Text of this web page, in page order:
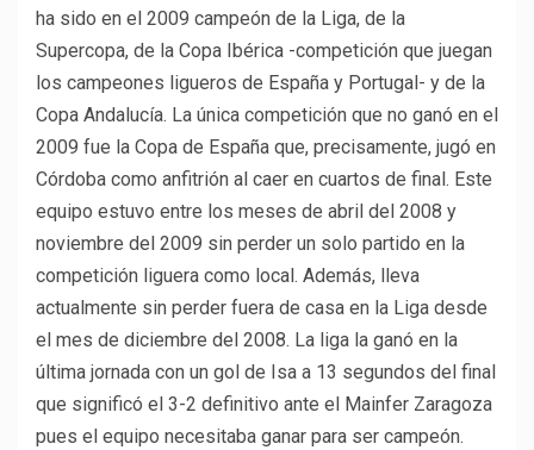
ha sido en el 2009 campeón de la Liga, de la
Supercopa, de la Copa Ibérica -competición que juegan
los campeones ligueros de España y Portugal- y de la
Copa Andalucía. La única competición que no ganó en el
2009 fue la Copa de España que, precisamente, jugó en
Córdoba como anfitrión al caer en cuartos de final. Este
equipo estuvo entre los meses de abril del 2008 y
noviembre del 2009 sin perder un solo partido en la
competición liguera como local. Además, lleva
actualmente sin perder fuera de casa en la Liga desde
el mes de diciembre del 2008. La liga la ganó en la
última jornada con un gol de Isa a 13 segundos del final
que significó el 3-2 definitivo ante el Mainfer Zaragoza
pues el equipo necesitaba ganar para ser campeón.